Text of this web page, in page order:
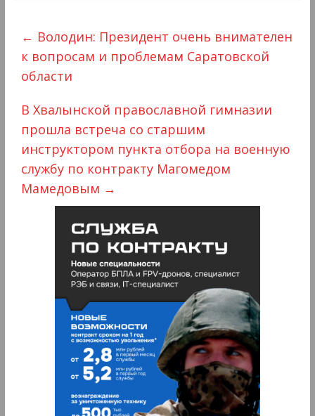
← Володин: Президент очень внимателен
к вопросам и проблемам Саратовской
области
В Хвалынской православной гимназии
прошла встреча со старшим
инструктором пункта отбора на военную
службу по контракту Магомедом
Мамедовым →